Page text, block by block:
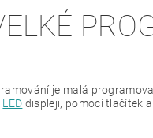
je malá
LED displeji, pomocí tlačítek